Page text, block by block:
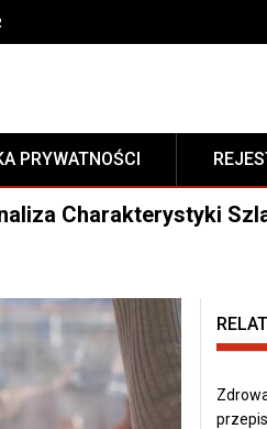
i przeciwwskazania
PRYWATNOŚCI
Charakterystyki